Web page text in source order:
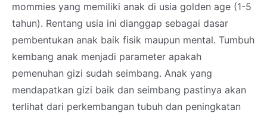
mommies yang memiliki anak di usia golden age (1-5
tahun). Rentang usia ini dianggap sebagai dasar
pembentukan anak baik fisik maupun mental. Tumbuh
kembang anak menjadi parameter apakah
pemenuhan gizi sudah seimbang. Anak yang
mendapatkan gizi baik dan seimbang pastinya akan
terlihat dari perkembangan tubuh dan peningkatan